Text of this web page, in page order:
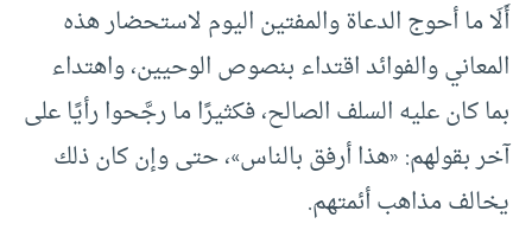
أَلَا ما أحوج الدعاة والمفتين اليوم لاستحضار هذه
المعاني والفوائد اقتداء بنصوص الوحيين، واهتداء
بما كان عليه السلف الصالح، فكثيرًا ما رجَّحوا رأيًا على
آخر بقولهم: «هذا أرفق بالناس»، حتى وإن كان ذلك
يخالف مذاهب أئمتهم.